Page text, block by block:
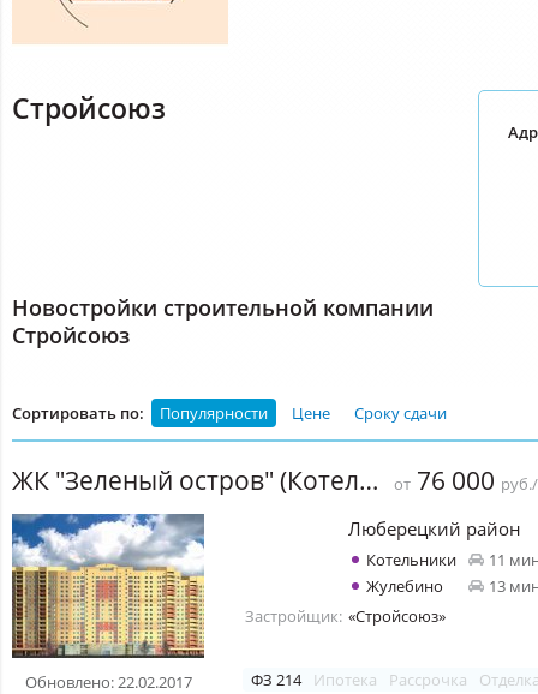
Стройсоюз
Новостройки строительной компании
Стройсоюз
Сортировать по: Популярности Цене Сроку сдачи
ЖК "Зеленый остров" (Котельники) от 76 000
Обновлено: 22.02.2017
Люберецкий район
Котельники
11
Жулебино
13
Застройщик: «Стройсоюз»
ФЗ 214 Ипотека Рассрочка